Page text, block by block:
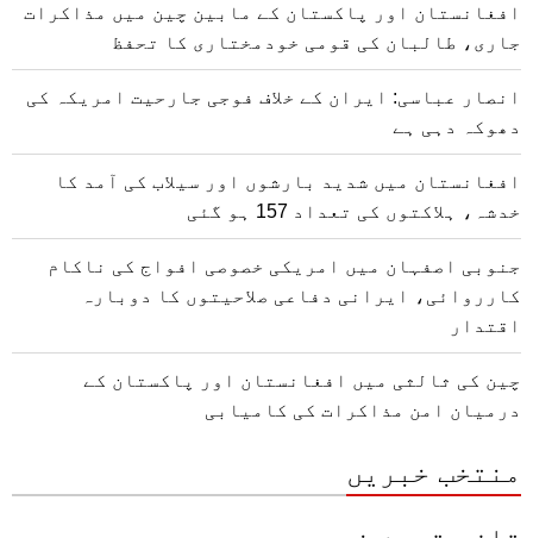
افغانستان اور پاکستان کے مابین چین میں مذاکرات
جاری، طالبان کی قومی خودمختاری کا تحفظ
انصار عباسی: ایران کے خلاف فوجی جارحیت امریکہ کی
دھوکہ دہی ہے
افغانستان میں شدید بارشوں اور سیلاب کی آمد کا
خدشہ، ہلاکتوں کی تعداد 157 ہو گئی
جنوبی اصفہان میں امریکی خصوصی افواج کی ناکام
کارروائی، ایرانی دفاعی صلاحیتوں کا دوبارہ
اقتدار
چین کی ثالثی میں افغانستان اور پاکستان کے
درمیان امن مذاکرات کی کامیابی
منتخب خبریں